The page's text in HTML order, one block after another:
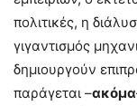
πολιτικές, η
γιγαντισμός
δημιουργούν
παράγεται –ακόμα